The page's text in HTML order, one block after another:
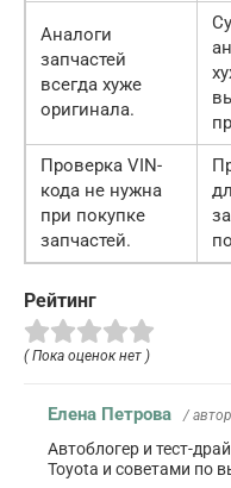
Аналоги
запчастей
всегда хуже
оригинала.
Проверка VIN-
кода не нужна
при покупке
запчастей.
Рейтинг
( Пока оценок нет )
Елена Петрова /
Автоблогер и тест-
Toyota и советами по